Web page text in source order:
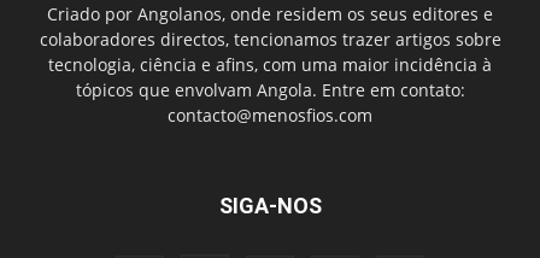
Criado por Angolanos, onde residem os seus editores e
colaboradores directos, tencionamos trazer artigos sobre
tecnologia, ciência e afins, com uma maior incidência à
tópicos que envolvam Angola. Entre em contato:
contacto@menosfios.com
SIGA-NOS